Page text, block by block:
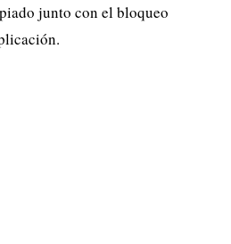
junto con el bloqueo